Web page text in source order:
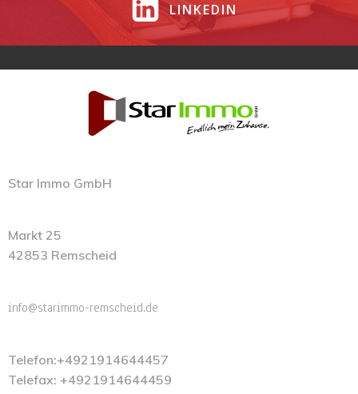
LINKEDIN
Star Immo GmbH
Markt 25
42853 Remscheid
info@starimmo-remscheid.de
Telefon:+4921914644457
Telefax: +4921914644459